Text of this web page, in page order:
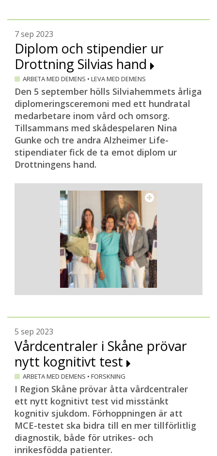
7 sep 2023
Diplom och stipendier ur
Drottning Silvias hand
ARBETA MED DEMENS • LEVA MED DEMENS
Den 5 september hölls Silviahemmets årliga
diplomeringsceremoni med ett hundratal
medarbetare inom vård och omsorg.
Tillsammans med skådespelaren Nina
Gunke och tre andra Alzheimer Life-
stipendiater fick de ta emot diplom ur
Drottningens hand.
5 sep 2023
Vårdcentraler i Skåne prövar
nytt kognitivt test
ARBETA MED DEMENS • FORSKNING
I Region Skåne prövar åtta vårdcentraler
ett nytt kognitivt test vid misstänkt
kognitiv sjukdom. Förhoppningen är att
MCE-testet ska bidra till en mer tillförlitlig
diagnostik, både för utrikes- och
inrikesfödda patienter.